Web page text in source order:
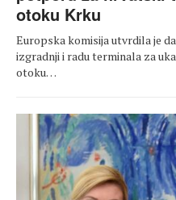
otoku Krku
Europska komisija utvrdila je
izgradnji i radu terminala za
otoku…